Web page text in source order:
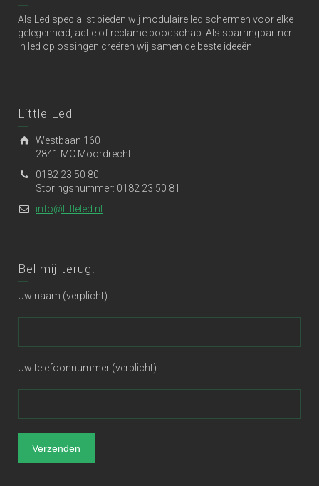
Als Led specialist bieden wij modulaire led schermen voor elke
gelegenheid, actie of reclame boodschap. Als sparringpartner
in led oplossingen creëren wij samen de beste ideeën.
Little Led
Westbaan 160
2841 MC Moordrecht
0182 23 50 80
Storingsnummer: 0182 23 50 81
info@littleled.nl
Bel mij terug!
Uw naam (verplicht)
Uw telefoonnummer (verplicht)